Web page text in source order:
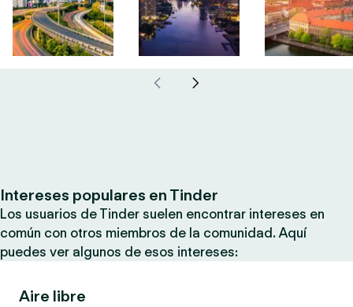
Intereses populares en Tinder
Los usuarios de Tinder suelen encontrar intereses en
común con otros miembros de la comunidad. Aquí
puedes ver algunos de esos intereses:
Aire libre